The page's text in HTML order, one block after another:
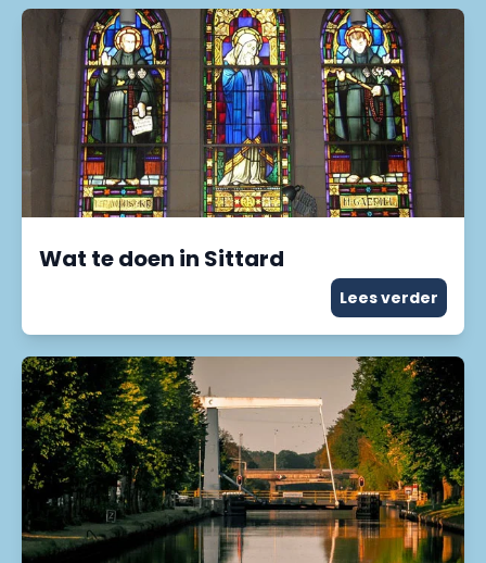
Wat te doen in Sittard
Lees verder